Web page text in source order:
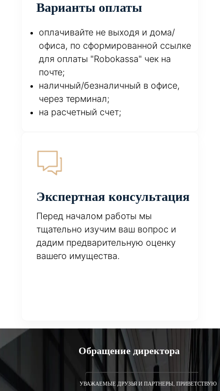
Варианты оплаты
оплачивайте не выходя и дома/
офиса, по сформированной ссылке
для оплаты "Robokassa" чек на
почте;
наличный/безналичный в офисе,
через терминал;
на расчетный счет;
Экспертная консультация
Перед началом работы мы
тщательно изучим ваш вопрос и
дадим предварительную оценку
вашего имущества.
Обращение директора
УВАЖАЕМЫЕ ДРУЗЬЯ И ПАРТНЕРЫ, ПРИВЕТСТВУЮ